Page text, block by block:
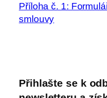
Příloha č. 1:
smlouvy
Přihlašte se k